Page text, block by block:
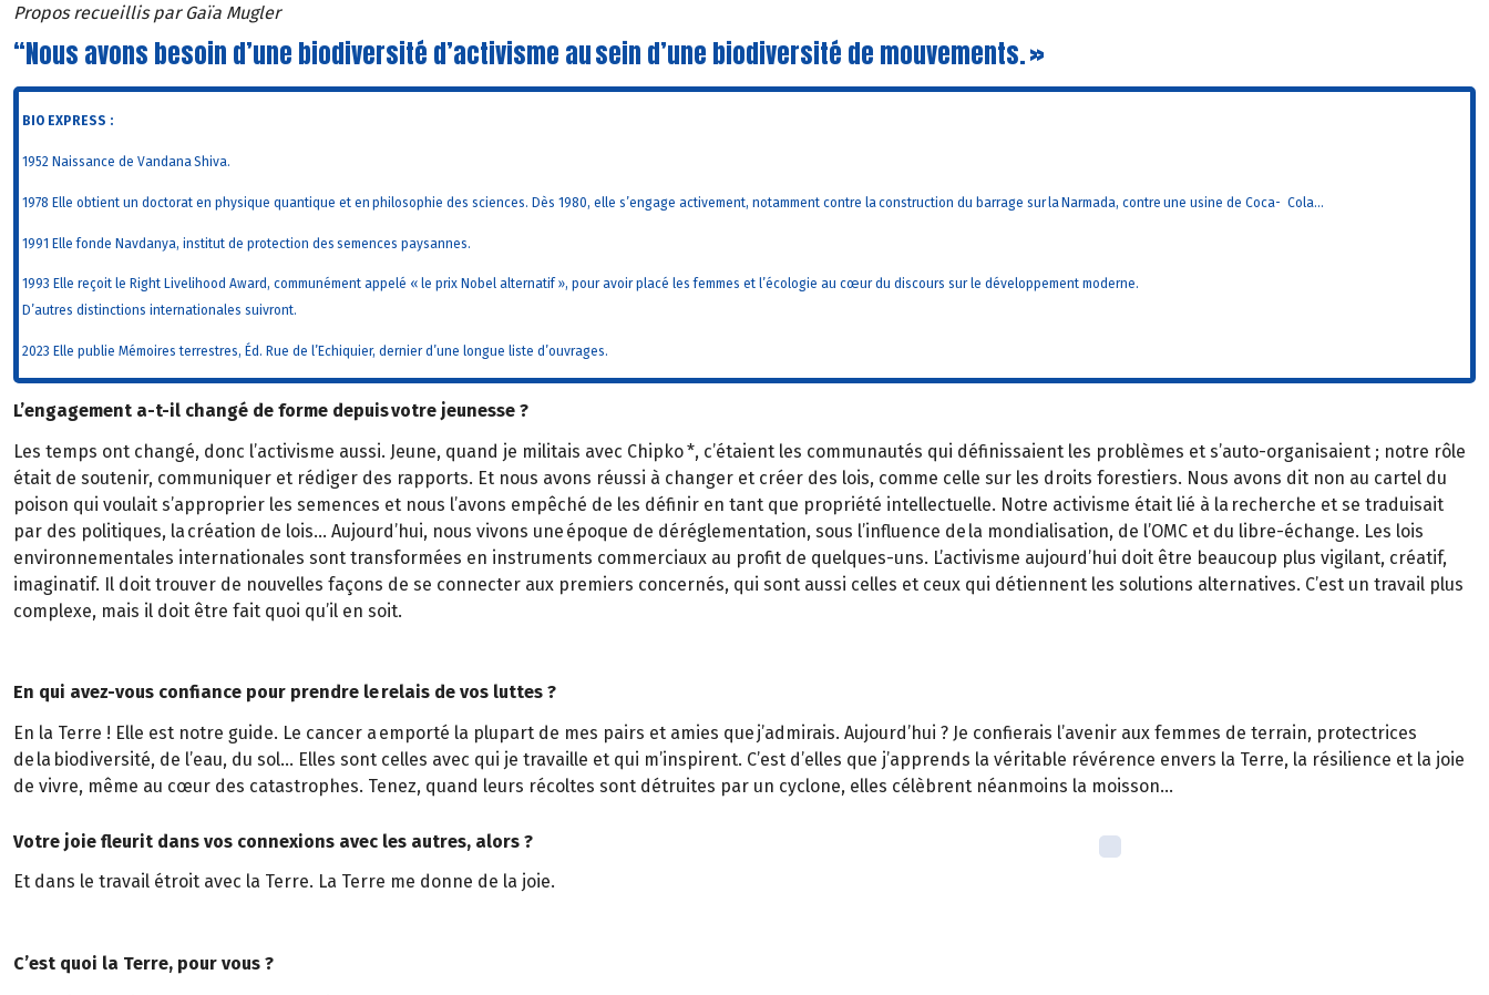
Propos recueillis par Gaïa Mugler
“Nous avons besoin d’une biodiversité d’activisme au sein d’une biodiversité de mouvements. »
BIO EXPRESS :
1952 Naissance de Vandana Shiva.
1978 Elle obtient un doctorat en physique quantique et en philosophie des sciences. Dès 1980, elle s’engage activement, notamment contre la construction du barrage sur la Narmada, contre une usine de Coca- Cola…
1991 Elle fonde Navdanya, institut de protection des semences paysannes.
1993 Elle reçoit le Right Livelihood Award, communément appelé « le prix Nobel alternatif », pour avoir placé les femmes et l’écologie au cœur du discours sur le développement moderne.
D’autres distinctions internationales suivront.
2023 Elle publie Mémoires terrestres, Éd. Rue de l’Echiquier, dernier d’une longue liste d’ouvrages.
L’engagement a-t-il changé de forme depuis votre jeunesse ?
Les temps ont changé, donc l’activisme aussi. Jeune, quand je militais avec Chipko *, c’étaient les communautés qui définissaient les problèmes et s’auto-organisaient ; notre rôle
était de soutenir, communiquer et rédiger des rapports. Et nous avons réussi à changer et créer des lois, comme celle sur les droits forestiers. Nous avons dit non au cartel du
poison qui voulait s’approprier les semences et nous l’avons empêché de les définir en tant que propriété intellectuelle. Notre activisme était lié à la recherche et se traduisait
par des politiques, la création de lois… Aujourd’hui, nous vivons une époque de déréglementation, sous l’influence de la mondialisation, de l’OMC et du libre-échange. Les lois
environnementales internationales sont transformées en instruments commerciaux au profit de quelques-uns. L’activisme aujourd’hui doit être beaucoup plus vigilant, créatif,
imaginatif. Il doit trouver de nouvelles façons de se connecter aux premiers concernés, qui sont aussi celles et ceux qui détiennent les solutions alternatives. C’est un travail plus
complexe, mais il doit être fait quoi qu’il en soit.
En qui avez-vous confiance pour prendre le relais de vos luttes ?
En la Terre ! Elle est notre guide. Le cancer a emporté la plupart de mes pairs et amies que j’admirais. Aujourd’hui ? Je confierais l’avenir aux femmes de terrain, protectrices
de la biodiversité, de l’eau, du sol… Elles sont celles avec qui je travaille et qui m’inspirent. C’est d’elles que j’apprends la véritable révérence envers la Terre, la résilience et la joie
de vivre, même au cœur des catastrophes. Tenez, quand leurs récoltes sont détruites par un cyclone, elles célèbrent néanmoins la moisson…
Votre joie fleurit dans vos connexions avec les autres, alors ?
Et dans le travail étroit avec la Terre. La Terre me donne de la joie.
C’est quoi la Terre, pour vous ?